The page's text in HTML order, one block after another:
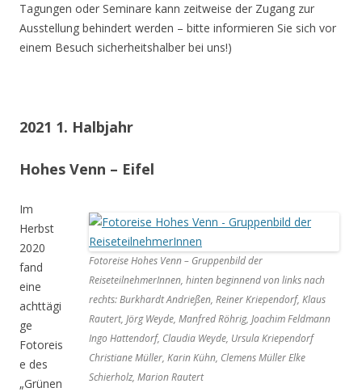
Tagungen oder Seminare kann zeitweise der Zugang zur
Ausstellung behindert werden – bitte informieren Sie sich vor
einem Besuch sicherheitshalber bei uns!)
2021 1. Halbjahr
Hohes Venn – Eifel
Fotoreise Hohes Venn – Gruppenbild der
ReiseteilnehmerInnen, hinten beginnend von links nach
rechts: Burkhardt Andrießen, Reiner Kriependorf, Klaus
Rautert, Jörg Weyde, Manfred Röhrig, Joachim Feldmann
Ingo Hattendorf, Claudia Weyde, Ursula Kriependorf
Christiane Müller, Karin Kühn, Clemens Müller Elke
Schierholz, Marion Rautert
Im
Herbst
2020
fand
eine
achttägi
ge
Fotoreis
e des
„Grünen